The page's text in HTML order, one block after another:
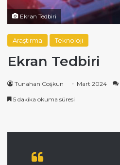
Ekran Tedbiri
Araştırma Teknoloji
Ekran Tedbiri
Tunahan Coşkun Mart 2024
5 dakika okuma süresi